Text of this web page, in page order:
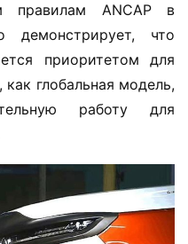
правилам ANCAP в
демонстрирует, что
приоритетом для
глобальная модель,
работу для